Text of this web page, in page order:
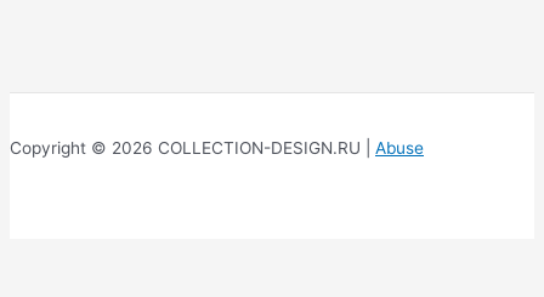
Copyright © 2026 COLLECTION-DESIGN.RU | Abuse